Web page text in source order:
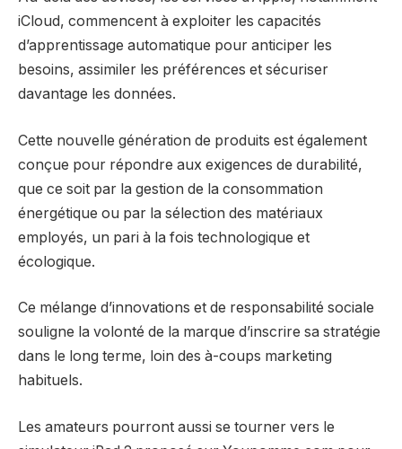
iCloud, commencent à exploiter les capacités
d’apprentissage automatique pour anticiper les
besoins, assimiler les préférences et sécuriser
davantage les données.
Cette nouvelle génération de produits est également
conçue pour répondre aux exigences de durabilité,
que ce soit par la gestion de la consommation
énergétique ou par la sélection des matériaux
employés, un pari à la fois technologique et
écologique.
Ce mélange d’innovations et de responsabilité sociale
souligne la volonté de la marque d’inscrire sa stratégie
dans le long terme, loin des à-coups marketing
habituels.
Les amateurs pourront aussi se tourner vers le